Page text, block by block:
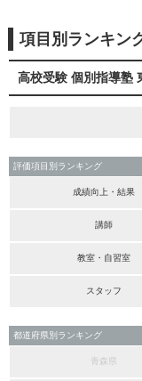
項目別ランキン
高校受験 個別指導塾
評価項目別ランキング
成績向上・結果
講師
教室・自習室
スタッフ
都道府県別ランキング
青森県